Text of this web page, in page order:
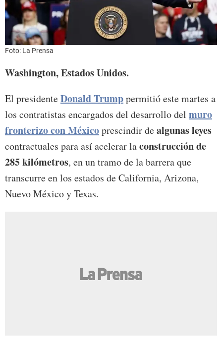
Foto: La Prensa
Washington, Estados Unidos.
El presidenteDonald Trumppermitió este martes a
los contratistas encargados del desarrollo del muro
fronterizo con Méxicoprescindir dealgunas leyes
contractuales para así acelerar laconstrucción de
285 kilómetros, en un tramo de la barrera que
transcurre en los estados de California, Arizona,
Nuevo México y Texas.